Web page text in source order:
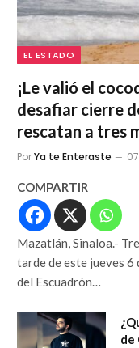
EL ESTADO
¡Le valió el
desafiar cierre
rescatan a tres
PorYa te Enteraste
COMPARTIR
Mazatlán, Sinaloa.-
tarde de este jueves
del Escuadrón…
de